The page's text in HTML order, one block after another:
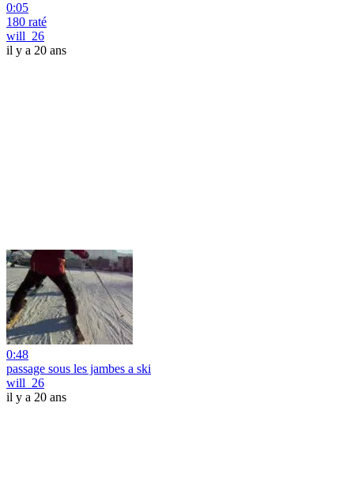
0:05
180 raté
will_26
il y a 20 ans
0:48
passage sous les jambes a ski
will_26
il y a 20 ans